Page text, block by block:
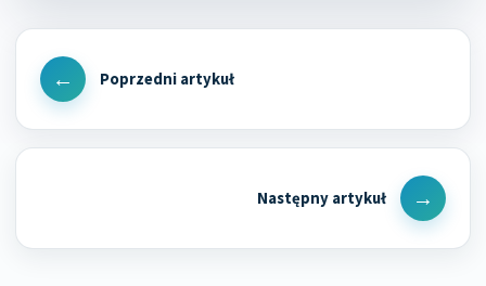
Nawigacja
wpisu
Previous
Next
Post